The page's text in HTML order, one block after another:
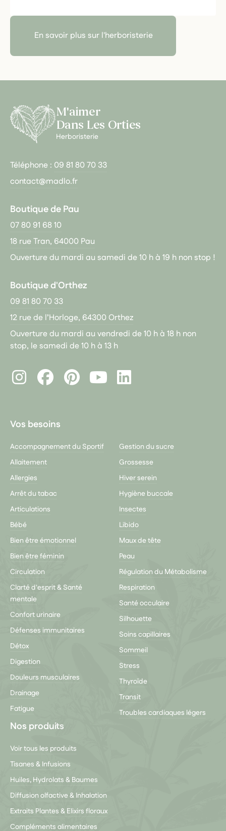
En savoir plus sur l'herboristerie
M'aimer
Dans Les Orties
Herboristerie
Téléphone : 09 81 80 70 33
contact@madlo.fr
Boutique de Pau
07 80 91 68 10
18 rue Tran, 64000 Pau
Ouverture du mardi au samedi de 10 h à 19 h non stop !
Boutique d'Orthez
09 81 80 70 33
12 rue de l’Horloge, 64300 Orthez
Ouverture du mardi au vendredi de 10 h à 18 h non
stop, le samedi de 10 h à 13 h
InstagramFacebookPinterest
LinkedIn
Vos besoins
Accompagnement du Sportif
Allaitement
Allergies
Arrêt du tabac
Articulations
Bébé
Bien être émotionnel
Bien être féminin
Circulation
Clarté d'esprit & Santé
mentale
Confort urinaire
Défenses immunitaires
Détox
Digestion
Douleurs musculaires
Drainage
Fatigue
Gestion du sucre
Grossesse
Hiver serein
Hygiène buccale
Insectes
Libido
Maux de tête
Peau
Régulation du Métabolisme
Respiration
Santé occulaire
Silhouette
Soins capillaires
Sommeil
Stress
Thyroïde
Transit
Troubles cardiaques légers
Nos produits
Voir tous les produits
Tisanes & Infusions
Huiles, Hydrolats & Baumes
Diffusion olfactive & Inhalation
Extraits Plantes & Elixirs floraux
Compléments alimentaires